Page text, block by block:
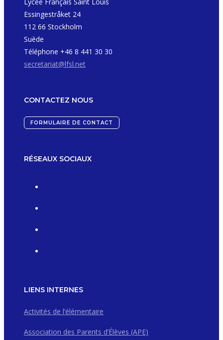
Lycée Français Saint Louis
Essingestråket 24
112 66 Stockholm
Suède
Téléphone +46 8 441 30 30
secretariat@lfsl.net
CONTACTEZ NOUS
FORMULAIRE DE CONTACT
RÉSEAUX SOCIAUX
LIENS INTERNES
Activités de l’élémentaire
Association des Parents d’Élèves (APE)